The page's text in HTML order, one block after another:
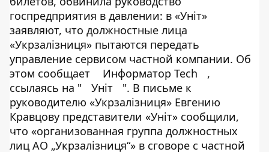
госпредприятия в давлении: в «Уніт»
заявляют, что должностные лица
«Укрзалізниця» пытаются передать
управление сервисом частной компании. Об
этом сообщает
Информатор Tech
,
ссылаясь на "
Уніт
". В письме к
руководителю «Укрзалізниця» Евгению
Кравцову представители «Уніт» сообщили,
что «организованная группа должностных
лиц АО „Укрзалізниця“» в сговоре с частной